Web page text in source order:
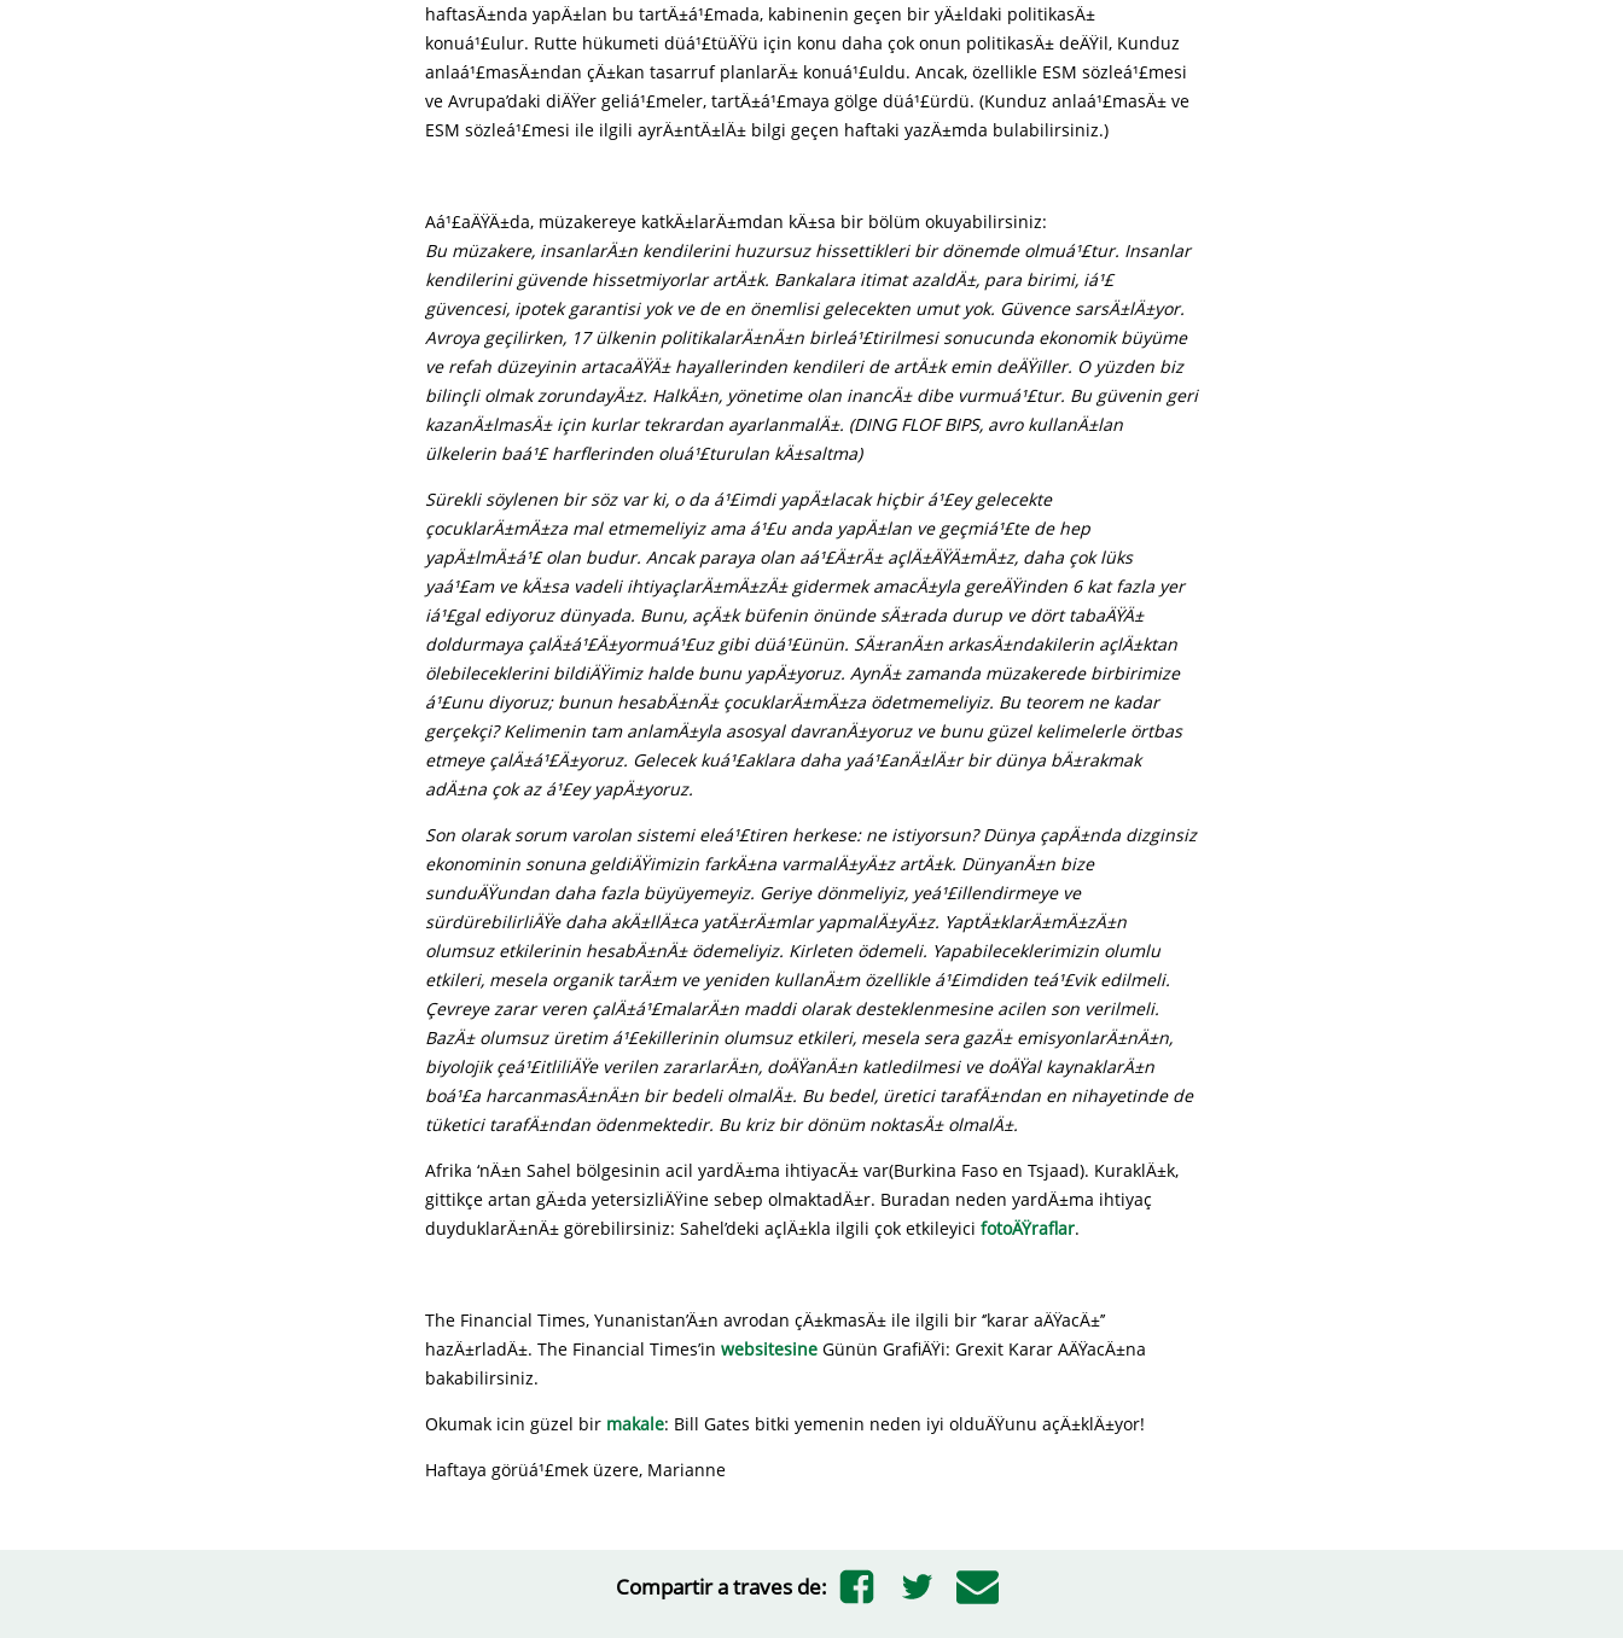
haftasÄ±nda yapÄ±lan bu tartÄ±á¹£mada, kabinenin geçen bir yÄ±ldaki politikasÄ±
konuá¹£ulur. Rutte hükumeti düá¹£tüÄŸü için konu daha çok onun politikasÄ± deÄŸil, Kunduz
anlaá¹£masÄ±ndan çÄ±kan tasarruf planlarÄ± konuá¹£uldu. Ancak, özellikle ESM sözleá¹£mesi
ve Avrupa’daki diÄŸer geliá¹£meler, tartÄ±á¹£maya gölge düá¹£ürdü. (Kunduz anlaá¹£masÄ± ve
ESM sözleá¹£mesi ile ilgili ayrÄ±ntÄ±lÄ± bilgi geçen haftaki yazÄ±mda bulabilirsiniz.)
Aá¹£aÄŸÄ±da, müzakereye katkÄ±larÄ±mdan kÄ±sa bir bölüm okuyabilirsiniz:
Bu müzakere, insanlarÄ±n kendilerini huzursuz hissettikleri bir dönemde olmuá¹£tur. Insanlar
kendilerini güvende hissetmiyorlar artÄ±k. Bankalara itimat azaldÄ±, para birimi, iá¹£
güvencesi, ipotek garantisi yok ve de en önemlisi gelecekten umut yok. Güvence sarsÄ±lÄ±yor.
Avroya geçilirken, 17 ülkenin politikalarÄ±nÄ±n birleá¹£tirilmesi sonucunda ekonomik büyüme
ve refah düzeyinin artacaÄŸÄ± hayallerinden kendileri de artÄ±k emin deÄŸiller. O yüzden biz
bilinçli olmak zorundayÄ±z. HalkÄ±n, yönetime olan inancÄ± dibe vurmuá¹£tur. Bu güvenin geri
kazanÄ±lmasÄ± için kurlar tekrardan ayarlanmalÄ±. (DING FLOF BIPS, avro kullanÄ±lan
ülkelerin baá¹£ harflerinden oluá¹£turulan kÄ±saltma)
Sürekli söylenen bir söz var ki, o da á¹£imdi yapÄ±lacak hiçbir á¹£ey gelecekte
çocuklarÄ±mÄ±za mal etmemeliyiz ama á¹£u anda yapÄ±lan ve geçmiá¹£te de hep
yapÄ±lmÄ±á¹£ olan budur. Ancak paraya olan aá¹£Ä±rÄ± açlÄ±ÄŸÄ±mÄ±z, daha çok lüks
yaá¹£am ve kÄ±sa vadeli ihtiyaçlarÄ±mÄ±zÄ± gidermek amacÄ±yla gereÄŸinden 6 kat fazla yer
iá¹£gal ediyoruz dünyada. Bunu, açÄ±k büfenin önünde sÄ±rada durup ve dört tabaÄŸÄ±
doldurmaya çalÄ±á¹£Ä±yormuá¹£uz gibi düá¹£ünün. SÄ±ranÄ±n arkasÄ±ndakilerin açlÄ±ktan
ölebileceklerini bildiÄŸimiz halde bunu yapÄ±yoruz. AynÄ± zamanda müzakerede birbirimize
á¹£unu diyoruz; bunun hesabÄ±nÄ± çocuklarÄ±mÄ±za ödetmemeliyiz. Bu teorem ne kadar
gerçekçi? Kelimenin tam anlamÄ±yla asosyal davranÄ±yoruz ve bunu güzel kelimelerle örtbas
etmeye çalÄ±á¹£Ä±yoruz. Gelecek kuá¹£aklara daha yaá¹£anÄ±lÄ±r bir dünya bÄ±rakmak
adÄ±na çok az á¹£ey yapÄ±yoruz.
Son olarak sorum varolan sistemi eleá¹£tiren herkese: ne istiyorsun? Dünya çapÄ±nda dizginsiz
ekonominin sonuna geldiÄŸimizin farkÄ±na varmalÄ±yÄ±z artÄ±k. DünyanÄ±n bize
sunduÄŸundan daha fazla büyüyemeyiz. Geriye dönmeliyiz, yeá¹£illendirmeye ve
sürdürebilirliÄŸe daha akÄ±llÄ±ca yatÄ±rÄ±mlar yapmalÄ±yÄ±z. YaptÄ±klarÄ±mÄ±zÄ±n
olumsuz etkilerinin hesabÄ±nÄ± ödemeliyiz. Kirleten ödemeli. Yapabileceklerimizin olumlu
etkileri, mesela organik tarÄ±m ve yeniden kullanÄ±m özellikle á¹£imdiden teá¹£vik edilmeli.
Çevreye zarar veren çalÄ±á¹£malarÄ±n maddi olarak desteklenmesine acilen son verilmeli.
BazÄ± olumsuz üretim á¹£ekillerinin olumsuz etkileri, mesela sera gazÄ± emisyonlarÄ±nÄ±n,
biyolojik çeá¹£itliliÄŸe verilen zararlarÄ±n, doÄŸanÄ±n katledilmesi ve doÄŸal kaynaklarÄ±n
boá¹£a harcanmasÄ±nÄ±n bir bedeli olmalÄ±. Bu bedel, üretici tarafÄ±ndan en nihayetinde de
tüketici tarafÄ±ndan ödenmektedir. Bu kriz bir dönüm noktasÄ± olmalÄ±.
Afrika ‘nÄ±n Sahel bölgesinin acil yardÄ±ma ihtiyacÄ± var(Burkina Faso en Tsjaad). KuraklÄ±k,
gittikçe artan gÄ±da yetersizliÄŸine sebep olmaktadÄ±r. Buradan neden yardÄ±ma ihtiyaç
duyduklarÄ±nÄ± görebilirsiniz: Sahel’deki açlÄ±kla ilgili çok etkileyici fotoÄŸraflar.
The Financial Times, Yunanistan’Ä±n avrodan çÄ±kmasÄ± ile ilgili bir ‘’karar aÄŸacÄ±’’
hazÄ±rladÄ±. The Financial Times’in websitesine Günün GrafiÄŸi: Grexit Karar AÄŸacÄ±na
bakabilirsiniz.
Okumak icin güzel bir makale: Bill Gates bitki yemenin neden iyi olduÄŸunu açÄ±klÄ±yor!
Haftaya görüá¹£mek üzere, Marianne
Compartir a traves de: